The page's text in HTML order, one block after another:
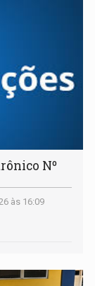
Nº
às 16:09